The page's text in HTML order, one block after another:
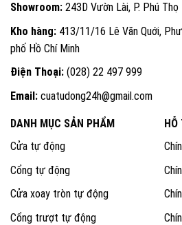
Showroom: 243D Vườn Lài, P. Phú Thọ
Kho hàng: 413/11/16 Lê Văn Quới,
phố Hồ Chí Minh
Điện Thoại: (028) 22 497 999
Email: cuatudong24h@gmail.com
DANH MỤC SẢN PHẨM
Cửa tự động
Cổng tự động
Cửa xoay tròn tự động
Cổng trượt tự động
HỖ